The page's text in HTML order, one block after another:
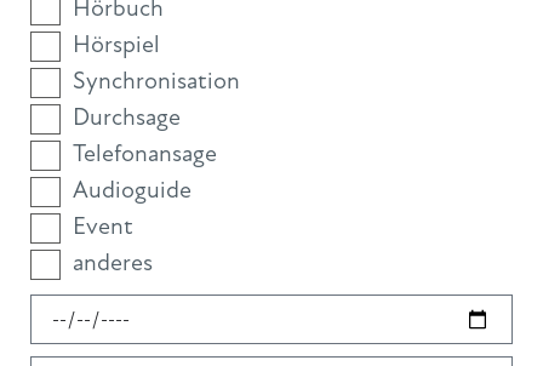
Hörbuch
Hörspiel
Synchronisation
Durchsage
Telefonansage
Audioguide
Event
anderes